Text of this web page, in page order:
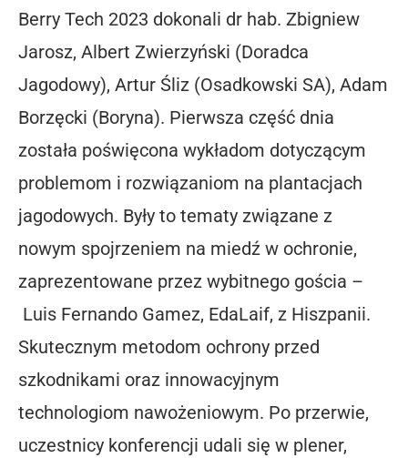
Berry Tech 2023 dokonali dr hab. Zbigniew
Jarosz, Albert Zwierzyński (Doradca
Jagodowy), Artur Śliz (Osadkowski SA), Adam
Borzęcki (Boryna). Pierwsza część dnia
została poświęcona wykładom dotyczącym
problemom i rozwiązaniom na plantacjach
jagodowych. Były to tematy związane z
nowym spojrzeniem na miedź w ochronie,
zaprezentowane przez wybitnego gościa –
Luis Fernando Gamez, EdaLaif, z Hiszpanii.
Skutecznym metodom ochrony przed
szkodnikami oraz innowacyjnym
technologiom nawożeniowym. Po przerwie,
uczestnicy konferencji udali się w plener,